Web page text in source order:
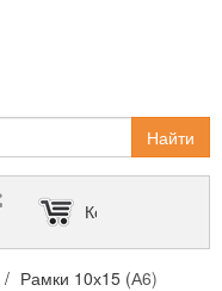
Найти
Корзина пуста
Рамки 10х15 (А6)